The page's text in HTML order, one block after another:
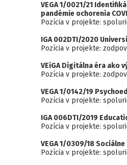
VEGA 1/0021/21
pandémie ochorenia
Pozícia v projekte:
IGA 002DTI/2020
Pozícia v projekte:
VEiGA Digitálna éra ako
Pozícia v projekte:
VEGA 1/0142/19
Pozícia v projekte:
IGA 006DTI/2019
Pozícia v projekte:
VEGA 1/0309/18
Pozícia v projekte: